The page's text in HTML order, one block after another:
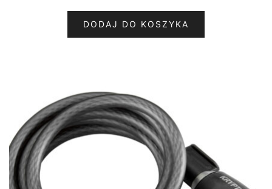
DODAJ DO KOSZYKA